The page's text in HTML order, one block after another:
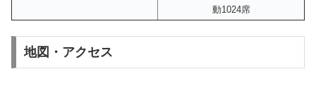
動1024席
地図・アクセス